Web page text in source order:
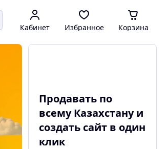
Кабинет Избранное Корзина
Продавать по
всему Казахстану и
создать сайтв один
клик